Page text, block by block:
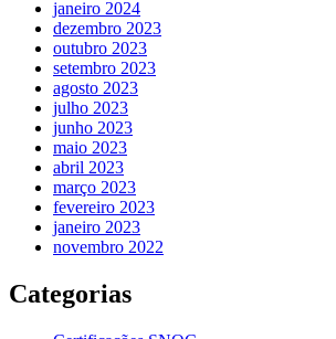
janeiro 2024
dezembro 2023
outubro 2023
setembro 2023
agosto 2023
julho 2023
junho 2023
maio 2023
abril 2023
março 2023
fevereiro 2023
janeiro 2023
novembro 2022
Categorias